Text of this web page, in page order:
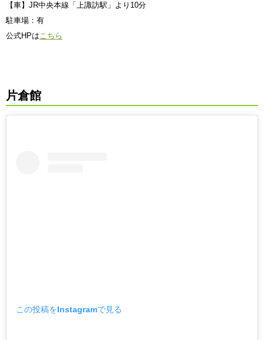
【車】JR中央本線「上諏訪駅」より10分
駐車場：有
公式HPはこちら
片倉館
この投稿をInstagramで見る